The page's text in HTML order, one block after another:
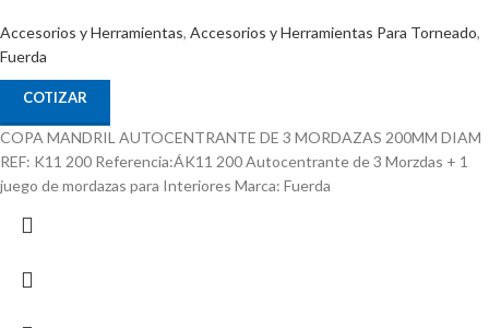
Accesorios y Herramientas, Accesorios y Herramientas Para Torneado,
Fuerda
COTIZAR
COPA MANDRIL AUTOCENTRANTE DE 3 MORDAZAS 200MM DIAM
REF: K11 200 Referencia:ÁK11 200 Autocentrante de 3 Morzdas + 1
juego de mordazas para Interiores Marca: Fuerda